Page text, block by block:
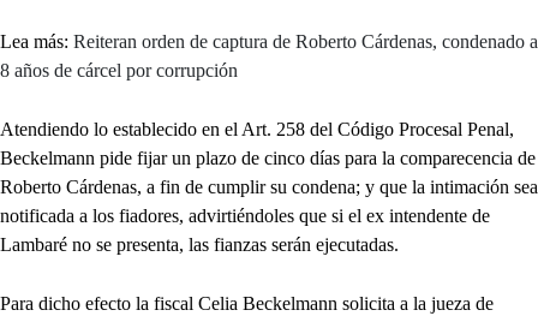
Lea más: Reiteran orden de captura de Roberto Cárdenas, condenado a
8 años de cárcel por corrupción
Atendiendo lo establecido en el Art. 258 del Código Procesal Penal,
Beckelmann pide fijar un plazo de cinco días para la comparecencia de
Roberto Cárdenas, a fin de cumplir su condena; y que la intimación sea
notificada a los fiadores, advirtiéndoles que si el ex intendente de
Lambaré no se presenta, las fianzas serán ejecutadas.
Para dicho efecto la fiscal Celia Beckelmann solicita a la jueza de